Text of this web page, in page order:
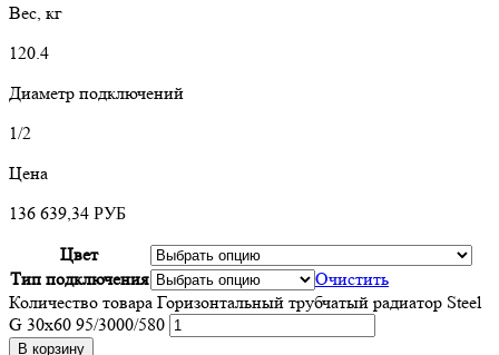
Вес, кг
120.4
Диаметр подключений
1/2
Цена
136 639,34 РУБ
Цвет
Тип подключения
Очистить
Количество товара Горизонтальный трубчатый радиатор Steel
G 30х60 95/3000/580
В корзину